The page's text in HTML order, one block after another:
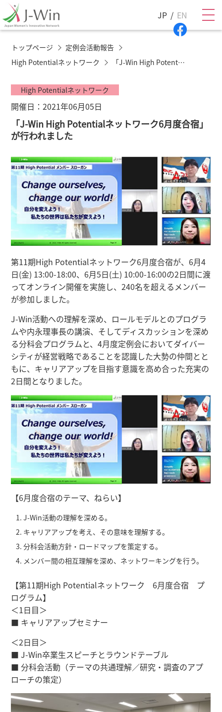
JP EN
トップページ
定例会活動報告
High Potentialネットワーク
「J-Win High Potentialネットワーク6月度合宿」が行われました
High Potentialネットワーク
開催日：2021年06月05日
「J-Win High Potentialネットワーク6月度合宿」
が行われました
第11期High Potentialネットワーク6月度合宿が、6月4
日(金) 13:00-18:00、6月5日(土) 10:00-16:00の2日間に渡
ってオンライン開催を実施し、240名を超えるメンバー
が参加しました。
J-Win活動への理解を深め、ロールモデルとのプログラ
ムや内永理事長の講演、そしてディスカッションを深め
る分科会プログラムと、4月度定例会においてダイバー
シティが経営戦略であることを認識した大勢の仲間とと
もに、キャリアアップを目指す意識を高め合った充実の
2日間となりました。
【6月度合宿のテーマ、ねらい】
J-Win活動の理解を深める。
キャリアアップを考え、その意味を理解する。
分科会活動方針・ロードマップを策定する。
メンバー間の相互理解を深め、ネットワーキングを行う。
【第11期High Potentialネットワーク 6月度合宿 プ
ログラム】
＜1日目＞
■ キャリアアップセミナー
＜2日目＞
■ J-Win卒業生スピーチとラウンドテーブル
■ 分科会活動（テーマの共通理解／研究・調査のアプ
ローチの策定）